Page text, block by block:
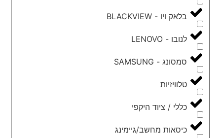
בלאק ויו - BLACKVIEW
לנובו - LENOVO
סמסונג - SAMSUNG
טלוויזיות
כללי / ציוד היקפי
כיסאות מחשב/גיימינג